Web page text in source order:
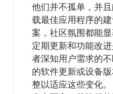
他们并不孤单，并
载最佳应用程序的
案，社区氛围都能
定期更新和功能改
者深知用户需求的
的软件更新或设备
整以适应这些变化